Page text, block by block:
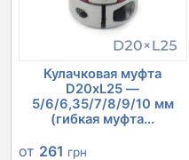
Кулачковая муфта
D20xL25 —
5/6/6,35/7/8/9/10 мм
(гибкая муфта...
от 261 грн